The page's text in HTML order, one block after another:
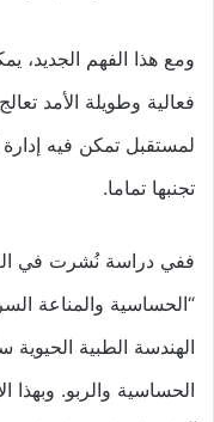
ومع هذا الفهم الجديد،
فعالية وطويلة الأمد
لمستقبل تمكن فيه
تجنبها تماما.
ففي دراسة نُشرت في
“الحساسية والمناعة
الهندسة الطبية
الحساسية والربو. وبهذا